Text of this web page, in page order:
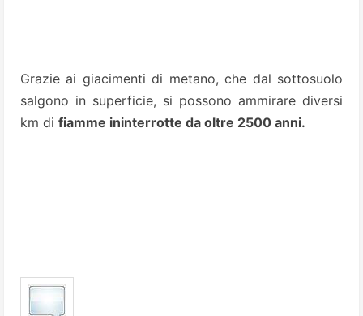
Grazie ai giacimenti di metano, che dal sottosuolo
salgono in superficie, si possono ammirare diversi
km di fiamme ininterrotte da oltre 2500 anni.